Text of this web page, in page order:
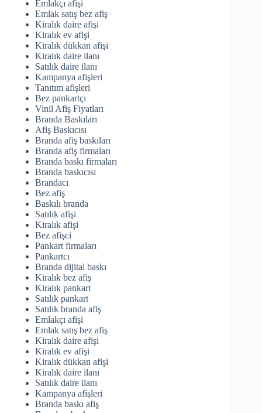
Emlakçı afişi
Emlak satış bez afiş
Kiralık daire afişi
Kiralık ev afişi
Kiralık dükkan afişi
Kiralık daire ilanı
Satılık daire ilanı
Kampanya afişleri
Tanıtım afişleri
Bez pankartçı
Vinil Afiş Fiyatları
Branda Baskıları
Afiş Baskıcısı
Branda afiş baskıları
Branda afiş firmaları
Branda baskı firmaları
Branda baskıcısı
Brandacı
Bez afiş
Baskılı branda
Satılık afişi
Kiralık afişi
Bez afişci
Pankart firmaları
Pankartcı
Branda dijital baskı
Kiralık bez afiş
Kiralık pankart
Satılık pankart
Satılık branda afiş
Emlakçı afişi
Emlak satış bez afiş
Kiralık daire afişi
Kiralık ev afişi
Kiralık dükkan afişi
Kiralık daire ilanı
Satılık daire ilanı
Kampanya afişleri
Branda baskı afiş